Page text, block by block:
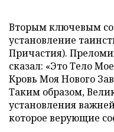
Вторым ключевым
установление
Причастия).
сказал: «Это Тело
Кровь Моя Нового
Таким образом,
установления
которое верующие